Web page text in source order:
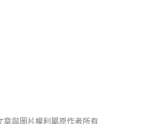
章與圖片權利屬原作者所有